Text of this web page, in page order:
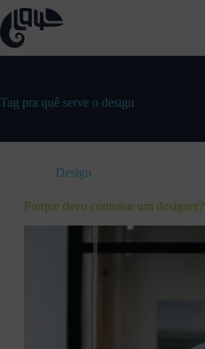
Tag pra quê serve o design
Design
Porque devo contratar um designer?